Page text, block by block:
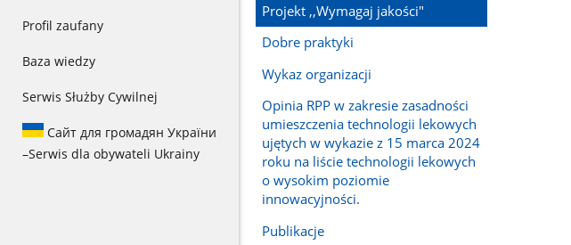
Profil zaufany
Baza wiedzy
Serwis Służby Cywilnej
Сайт для громадян України
–Serwis dla obywateli Ukrainy
Projekt ,,Wymagaj jakości"
Dobre praktyki
Wykaz organizacji
Opinia RPP w zakresie zasadności
umieszczenia technologii lekowych
ujętych w wykazie z 15 marca 2024
roku na liście technologii lekowych
o wysokim poziomie
innowacyjności.
Publikacje